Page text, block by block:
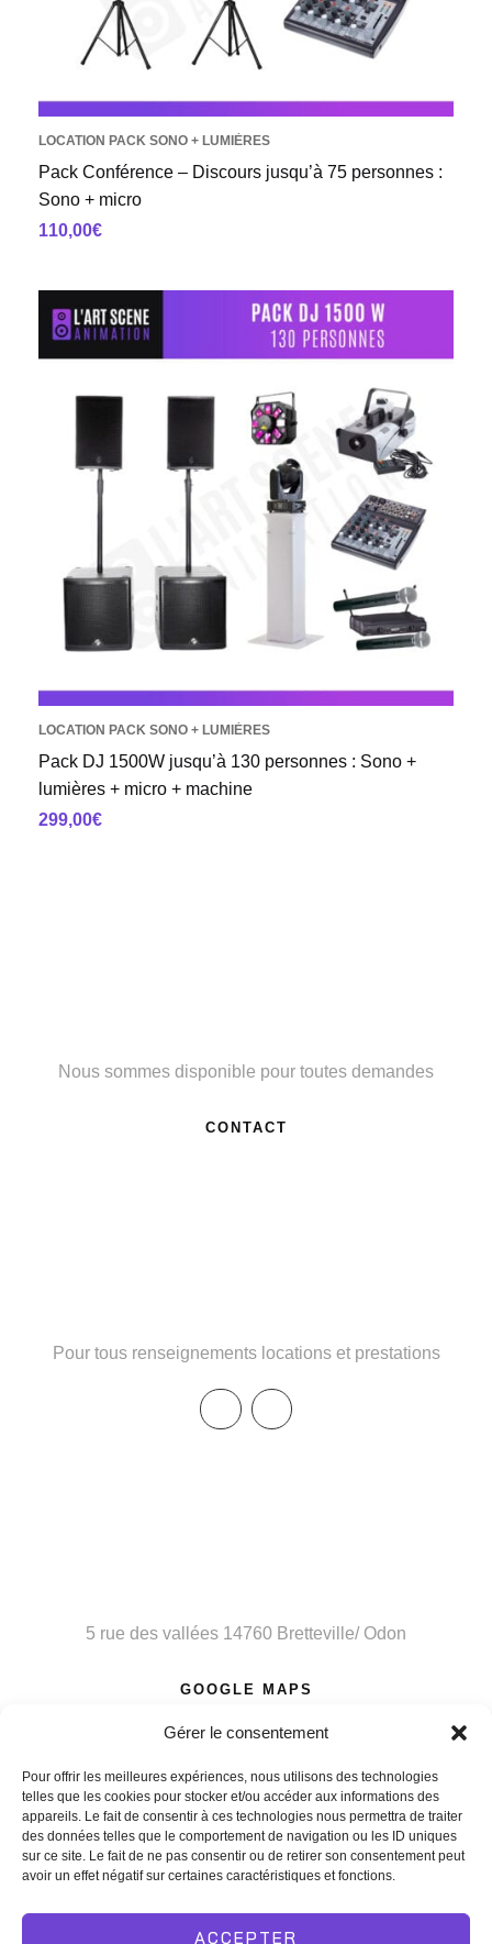
Gérer le consentement
Pour offrir les meilleures expériences, nous utilisons des technologies
telles que les cookies pour stocker et/ou accéder aux informations des
appareils. Le fait de consentir à ces technologies nous permettra de traiter
des données telles que le comportement de navigation ou les ID uniques
sur ce site. Le fait de ne pas consentir ou de retirer son consentement peut
avoir un effet négatif sur certaines caractéristiques et fonctions.
ACCEPTER
LOCATION PACK SONO + LUMIÈRES
Pack Conférence – Discours jusqu’à 75 personnes :
Sono + micro
110,00€
LOCATION PACK SONO + LUMIÈRES
Pack DJ 1500W jusqu’à 130 personnes : Sono +
lumières + micro + machine
299,00€
Nous sommes disponible pour toutes demandes
CONTACT
Pour tous renseignements locations et prestations
5 rue des vallées 14760 Bretteville/ Odon
GOOGLE MAPS
Copyright © 2025. L’art scène animation.Création de site
internet Tony Oheix
Conditions générales de locationMentions légales